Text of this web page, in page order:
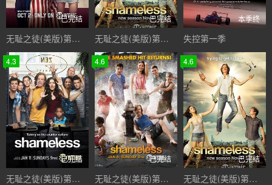
已完结
无耻之徒(美版)第一季
已完结
无耻之徒(美版)第二季
本季终
失控第一季
4.3
已完结
无耻之徒(美版)第五季
4.6
已完结
无耻之徒(美版)第三季
4.6
已完结
无耻之徒(美版)第四季